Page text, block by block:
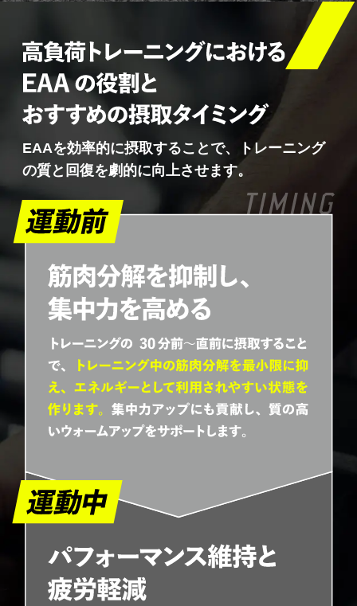
EAAを効率的に摂取することで、トレーニング
の質と回復を劇的に向上させます。